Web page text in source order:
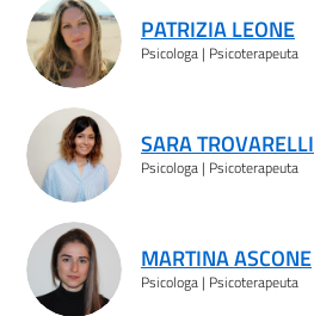
PATRIZIA LEONE
Psicologa | Psicoterapeuta
SARA TROVARELLI
Psicologa | Psicoterapeuta
MARTINA ASCONE
Psicologa | Psicoterapeuta